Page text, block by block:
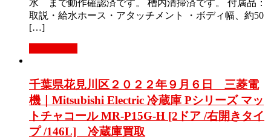
水 まで動作確認済です。 槽内清掃済です。 付属品：
取説・給水ホース・アタッチメント ・ボディ幅、約50
[…]
千葉県花見川区２０２２年９月６日 三菱電
機｜Mitsubishi Electric 冷蔵庫 Pシリーズ マッ
トチャコール MR-P15G-H [2ドア /右開きタイ
プ /146L] 冷蔵庫買取